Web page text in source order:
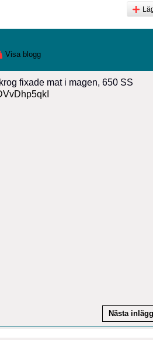
Visa blogg
fixade mat i magen, 650 SS
Nästa